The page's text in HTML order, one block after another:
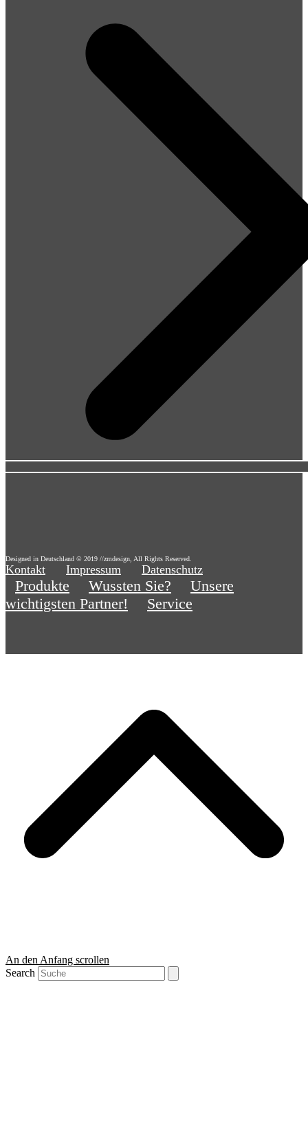
Designed in Deutschland © 2019 //zmdesign, All Rights Reserved.
Kontakt Impressum Datenschutz
Produkte Wussten Sie?
Unsere
wichtigsten Partner!
Service
An den Anfang scrollen
Search